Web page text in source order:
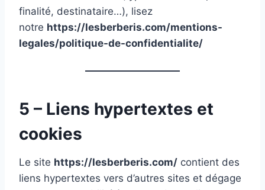
finalité, destinataire…), lisez
notre https://lesberberis.com/mentions-
legales/politique-de-confidentialite/
5 – Liens hypertextes et
cookies
Le site https://lesberberis.com/ contient des
liens hypertextes vers d’autres sites et dégage